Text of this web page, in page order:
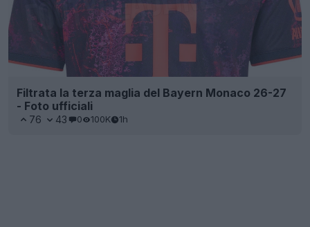
Filtrata la terza maglia del Bayern Monaco 26-27
- Foto ufficiali
76 43 0 100K 1h